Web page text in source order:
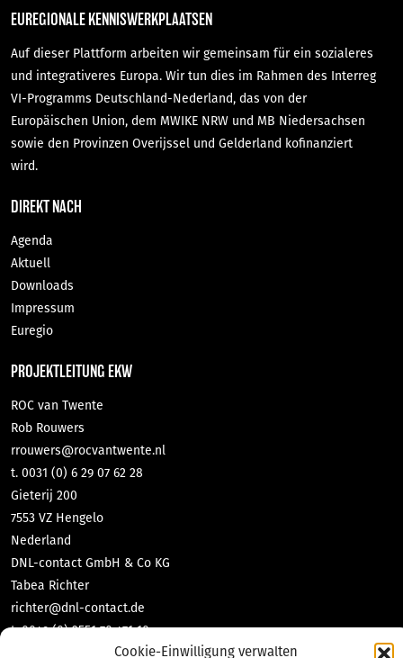
Cookie-Einwilligung verwalten
EUREGIONALE KENNISWERKPLAATSEN
Auf dieser Plattform arbeiten wir gemeinsam für ein sozialeres
und integrativeres Europa. Wir tun dies im Rahmen des Interreg
VI-Programms Deutschland-Nederland, das von der
Europäischen Union, dem MWIKE NRW und MB Niedersachsen
sowie den Provinzen Overijssel und Gelderland kofinanziert
wird.
DIREKT NACH
Agenda
Aktuell
Downloads
Impressum
Euregio
PROJEKTLEITUNG EKW
ROC van Twente
Rob Rouwers
rrouwers@rocvantwente.nl
t. 0031 (0) 6 29 07 62 28
Gieterij 200
7553 VZ Hengelo
Nederland
DNL-contact GmbH & Co KG
Tabea Richter
richter@dnl-contact.de
t. 0049 (0) 2551 70 471 10